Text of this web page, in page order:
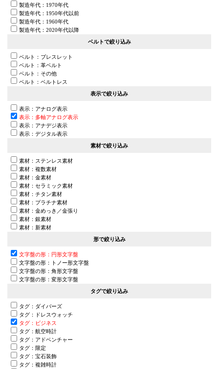
製造年代：1970年代
製造年代：1950年代以前
製造年代：1960年代
製造年代：2020年代以降
ベルトで絞り込み
ベルト：ブレスレット
ベルト：革ベルト
ベルト：その他
ベルト：ベルトレス
表示で絞り込み
表示：アナログ表示
表示：多軸アナログ表示
表示：アナデジ表示
表示：デジタル表示
素材で絞り込み
素材：ステンレス素材
素材：複数素材
素材：金素材
素材：セラミック素材
素材：チタン素材
素材：プラチナ素材
素材：金めっき／金張り
素材：銀素材
素材：新素材
形で絞り込み
文字盤の形：円形文字盤
文字盤の形：トノー形文字盤
文字盤の形：角形文字盤
文字盤の形：変形文字盤
タグで絞り込み
タグ：ダイバーズ
タグ：ドレスウォッチ
タグ：ビジネス
タグ：航空時計
タグ：アドベンチャー
タグ：限定
タグ：宝石装飾
タグ：複雑時計